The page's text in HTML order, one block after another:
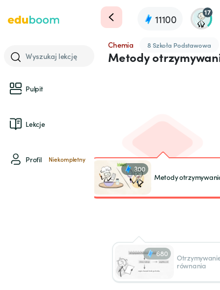
11100
17
Wyszukaj lekcję
Pulpit
Lekcje
Profil Niekompletny
Chemia 8 Szkoła Podstawowa
Metody
300
Metody
680
równania